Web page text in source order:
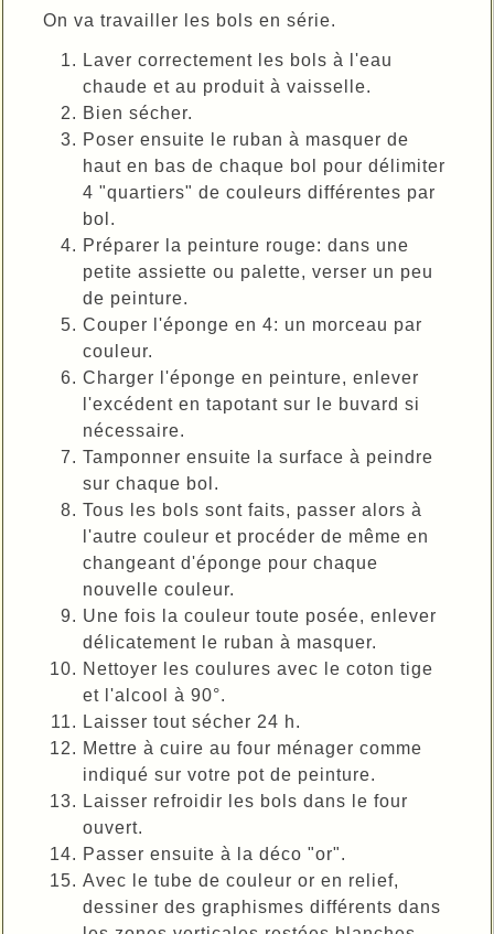
On va travailler les bols en série.
Laver correctement les bols à l'eau
chaude et au produit à vaisselle.
Bien sécher.
Poser ensuite le ruban à masquer de
haut en bas de chaque bol pour délimiter
4 "quartiers" de couleurs différentes par
bol.
Préparer la peinture rouge: dans une
petite assiette ou palette, verser un peu
de peinture.
Couper l'éponge en 4: un morceau par
couleur.
Charger l'éponge en peinture, enlever
l'excédent en tapotant sur le buvard si
nécessaire.
Tamponner ensuite la surface à peindre
sur chaque bol.
Tous les bols sont faits, passer alors à
l'autre couleur et procéder de même en
changeant d'éponge pour chaque
nouvelle couleur.
Une fois la couleur toute posée, enlever
délicatement le ruban à masquer.
Nettoyer les coulures avec le coton tige
et l'alcool à 90°.
Laisser tout sécher 24 h.
Mettre à cuire au four ménager comme
indiqué sur votre pot de peinture.
Laisser refroidir les bols dans le four
ouvert.
Passer ensuite à la déco "or".
Avec le tube de couleur or en relief,
dessiner des graphismes différents dans